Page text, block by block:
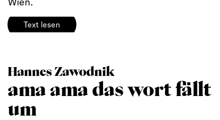
Text lesen
Hannes Zawodnik
ama ama das wort fällt
um